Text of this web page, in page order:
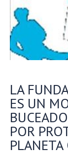
LA
ES UN
POR